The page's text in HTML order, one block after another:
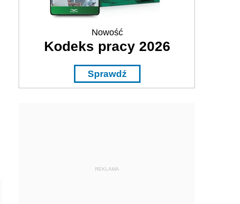
Nowość
Kodeks pracy 2026
Sprawdź
REKLAMA